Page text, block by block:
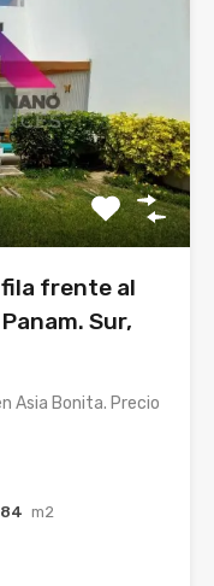
fila frente al
Sur,
Asia Bonita. Precio
m2